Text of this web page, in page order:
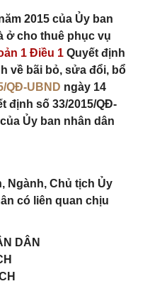
2015 của Ủy ban
ở cho thuê phục vụ
1 Điều 1 Quyết định
về bãi bỏ, sửa đổi, bổ
QĐ-UBND ngày 14
định số 33/2015/QĐ-
Ủy ban nhân dân
Ngành, Chủ tịch Ủy
có liên quan chịu
DÂN